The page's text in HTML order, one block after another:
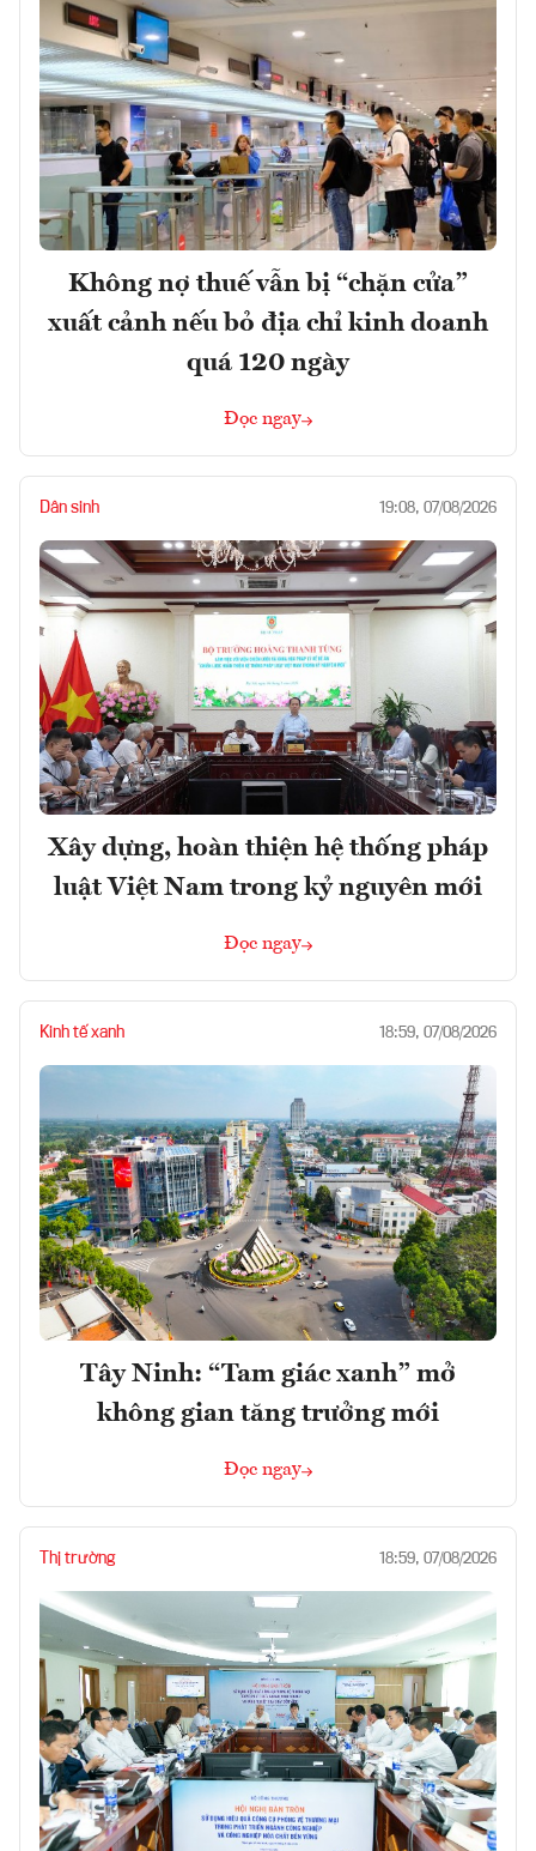
Không nợ thuế vẫn bị “chặn cửa”
xuất cảnh nếu bỏ địa chỉ kinh doanh
quá 120 ngày
Đọc ngay
Dân sinh 19:08, 07/08/2026
Xây dựng, hoàn thiện hệ thống pháp
luật Việt Nam trong kỷ nguyên mới
Đọc ngay
Kinh tế xanh 18:59, 07/08/2026
Tây Ninh: “Tam giác xanh” mở
không gian tăng trưởng mới
Đọc ngay
Thị trường 18:59, 07/08/2026